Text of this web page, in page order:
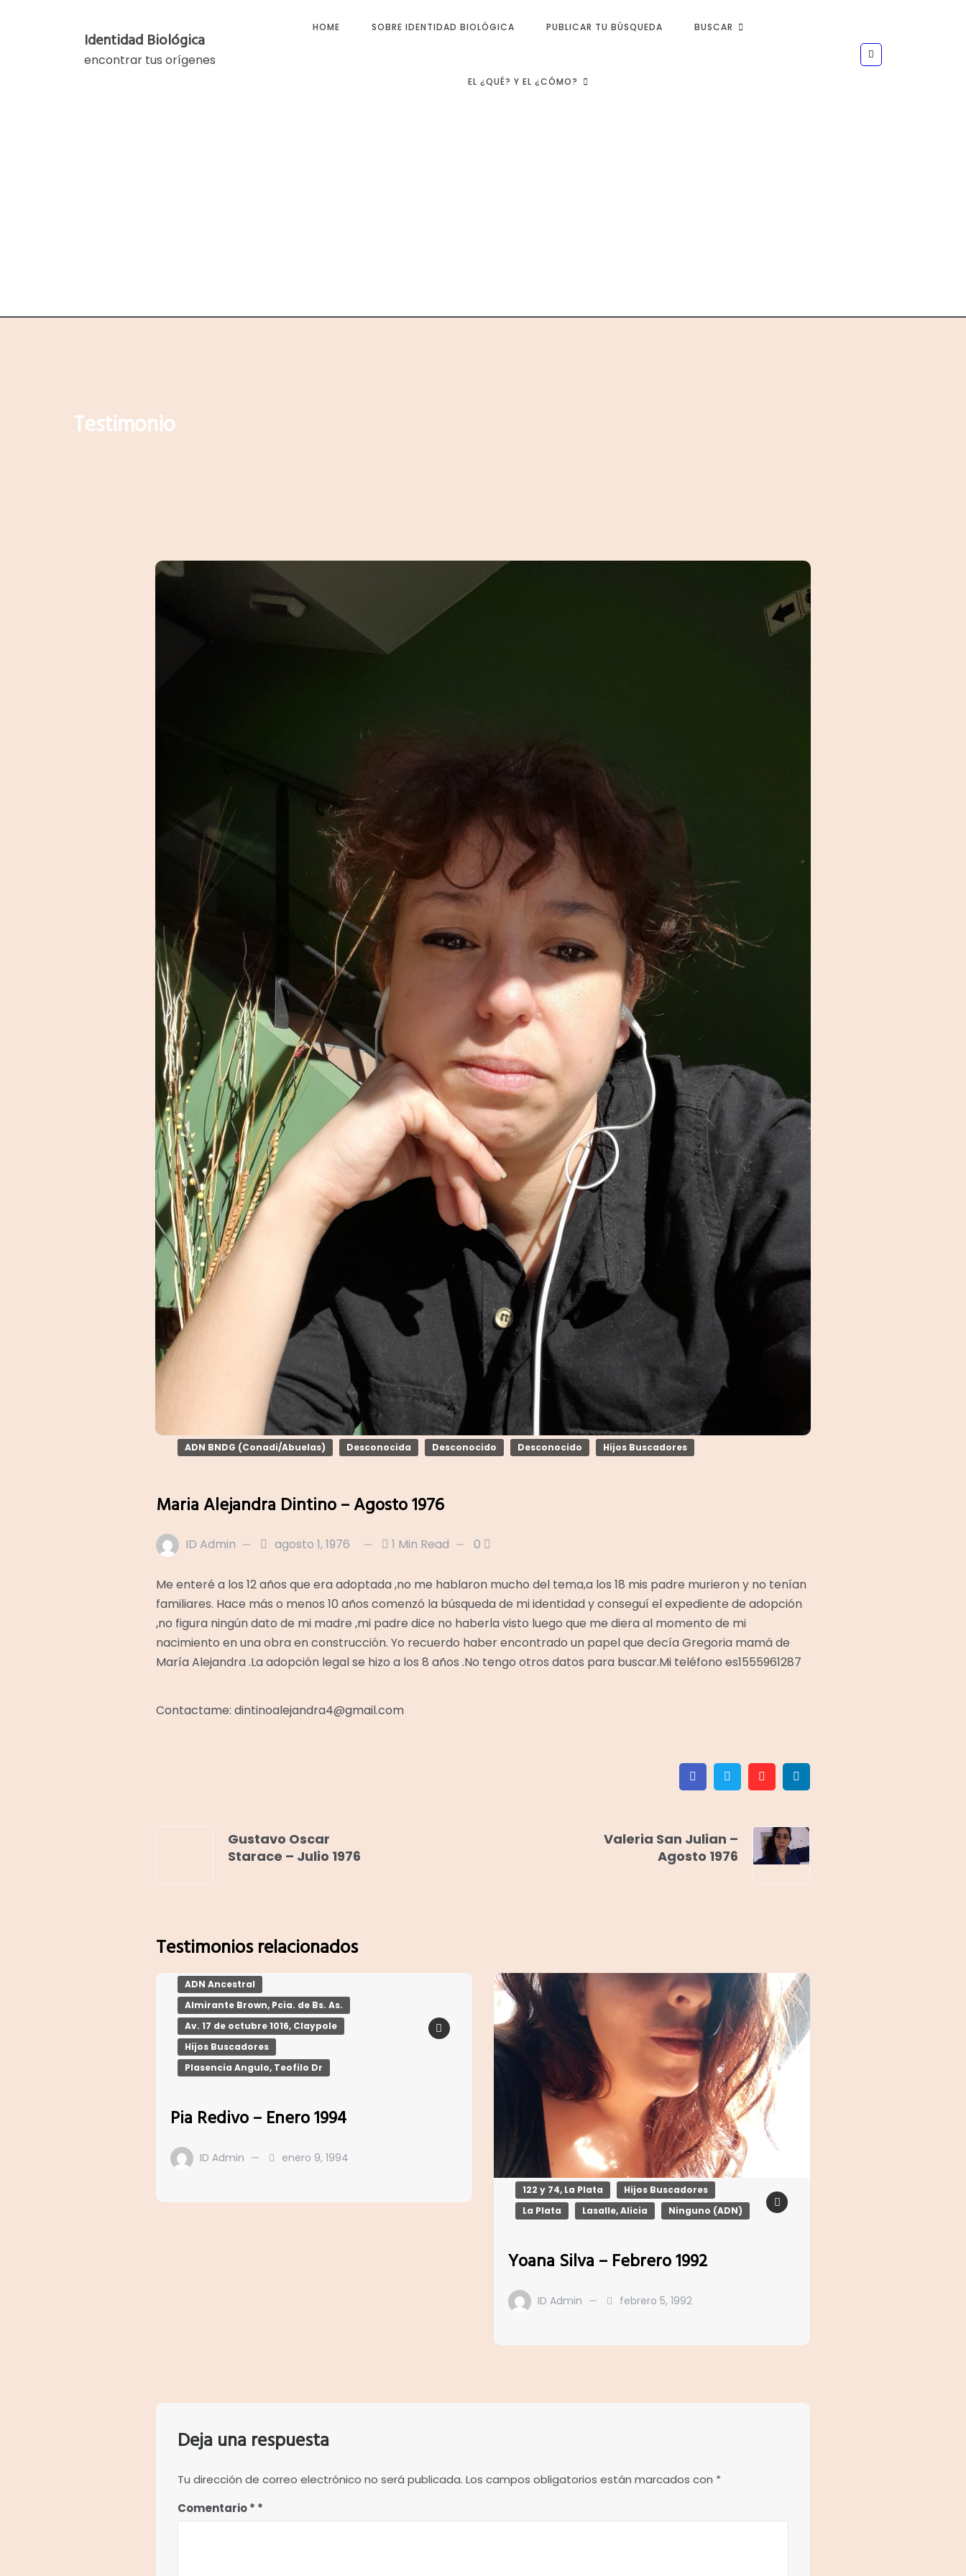
Identidad Biológica
encontrar tus orígenes
HOME SOBRE IDENTIDAD BIOLÓGICA PUBLICAR TU BÚSQUEDA BUSCAR
EL ¿QUÉ? Y EL ¿CÓMO?
Testimonio
ADN BNDG (Conadi/Abuelas) Desconocida Desconocido Desconocido Hijos Buscadores
Maria Alejandra Dintino – Agosto 1976
ID Admin agosto 1, 1976 1 Min Read 0
Me enteré a los 12 años que era adoptada ,no me hablaron mucho del tema,a los 18 mis padre murieron y no tenían
familiares. Hace más o menos 10 años comenzó la búsqueda de mi identidad y conseguí el expediente de adopción
,no figura ningún dato de mi madre ,mi padre dice no haberla visto luego que me diera al momento de mi
nacimiento en una obra en construcción. Yo recuerdo haber encontrado un papel que decía Gregoria mamá de
María Alejandra .La adopción legal se hizo a los 8 años .No tengo otros datos para buscar.Mi teléfono es1555961287
Contactame: dintinoalejandra4@gmail.com
FacebookTwitter Pinterest
Gustavo Oscar
Starace – Julio 1976
Valeria San Julian –
Agosto 1976
Testimonios relacionados
ADN Ancestral
Almirante Brown, Pcia. de Bs. As.
Av. 17 de octubre 1016, Claypole
Hijos Buscadores
Plasencia Angulo, Teofilo Dr
Pia Redivo – Enero 1994
ID Admin enero 9, 1994
122 y 74, La Plata
Hijos Buscadores
La Plata
Lasalle, Alicia Ninguno (ADN)
Yoana Silva – Febrero 1992
ID Admin febrero 5, 1992
Deja una respuesta
Tu dirección de correo electrónico no será publicada. Los campos obligatorios están marcados con *
Comentario*